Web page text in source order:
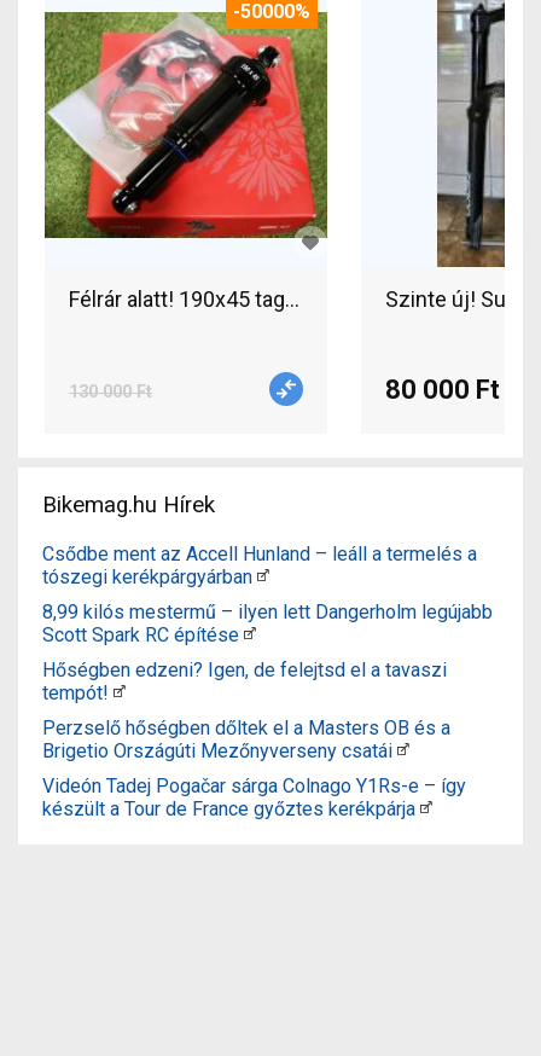
-50000%
Félrár alatt! 190x45 tag új 0km! SUNTOUR EDGE
130 000 Ft 80 000 Ft
Bikemag.hu Hírek
Csődbe ment az Accell Hunland – leáll a termelés a
tószegi kerékpárgyárban
8,99 kilós mestermű – ilyen lett Dangerholm legújabb
Scott Spark RC építése
Hőségben edzeni? Igen, de felejtsd el a tavaszi
tempót!
Perzselő hőségben dőltek el a Masters OB és a
Brigetio Országúti Mezőnyverseny csatái
Videón Tadej Pogačar sárga Colnago Y1Rs-e – így
készült a Tour de France győztes kerékpárja